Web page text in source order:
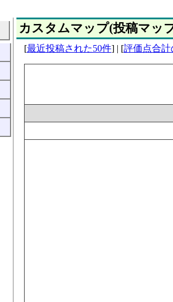
カスタムマップ(投稿マッ
[最近投稿された50件] | [評価点合計